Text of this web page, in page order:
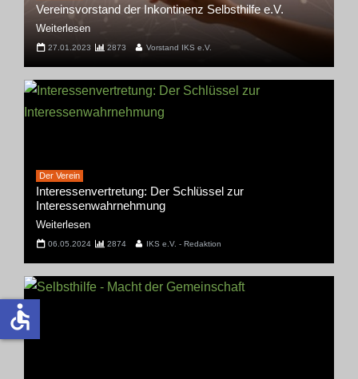
Vereinsvorstand der Inkontinenz Selbsthilfe e.V.
Weiterlesen
27.01.2023 2873 Vorstand IKS e.V.
Der Verein
Interessenvertretung: Der Schlüssel zur
Interessenwahrnehmung
Weiterlesen
06.05.2024 2874 IKS e.V. - Redaktion
accessible